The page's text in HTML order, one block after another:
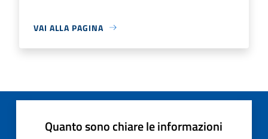
VAI ALLA PAGINA
Quanto sono chiare le informazioni